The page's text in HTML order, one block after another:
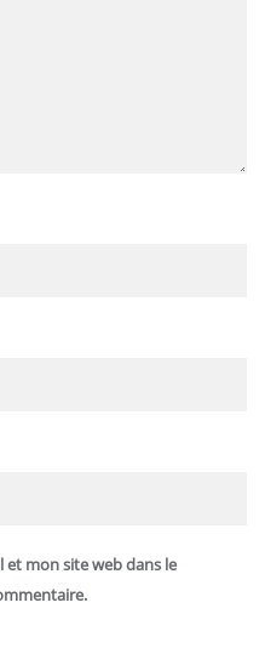
mon site web dans le